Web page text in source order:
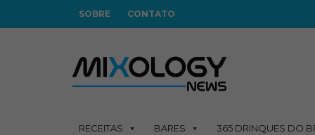
SOBRE CONTATO
RECEITAS BARES 365 DRINQUES DO